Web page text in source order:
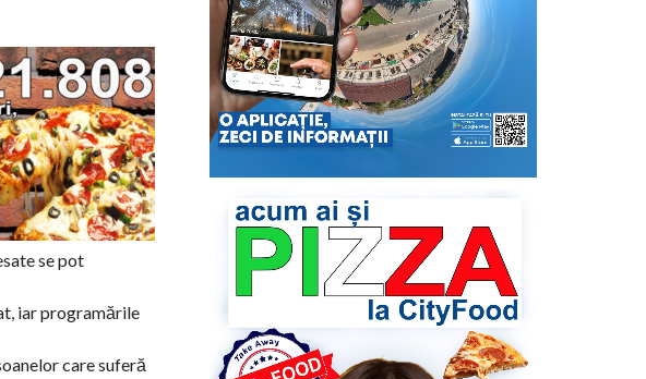
se pot
iar programările
care suferă